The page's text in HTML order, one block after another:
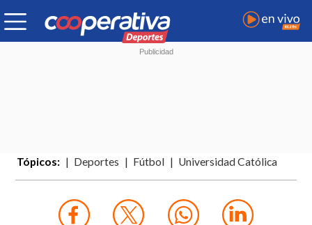
Tópicos: Deportes Fútbol Universidad Católica